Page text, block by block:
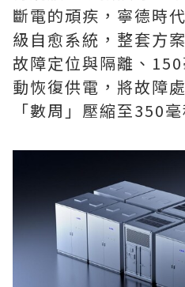
斷電的頑疾，寧德時
級自愈系統，整套方
故障定位與隔離、
動恢復供電，將故障
「數周」壓縮至350毫